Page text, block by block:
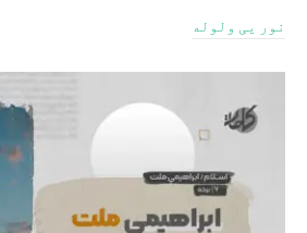
نور یی ولوله